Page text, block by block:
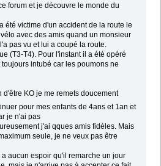
forum et je découvre le monde du
été victime d'un accident de la route le
avec des amis quand un monsieur
pas vu et lui a coupé la route.
(T3-T4). Pour l'instant il a été opéré
intubé car les poumons ne
KO je me remets doucement
pour mes enfants de 4ans et 1an et
je n'ai pas
j'ai qques amis fidèles. Mais
seule, je ne veux pas être
aucun espoir qu'il remarche un jour